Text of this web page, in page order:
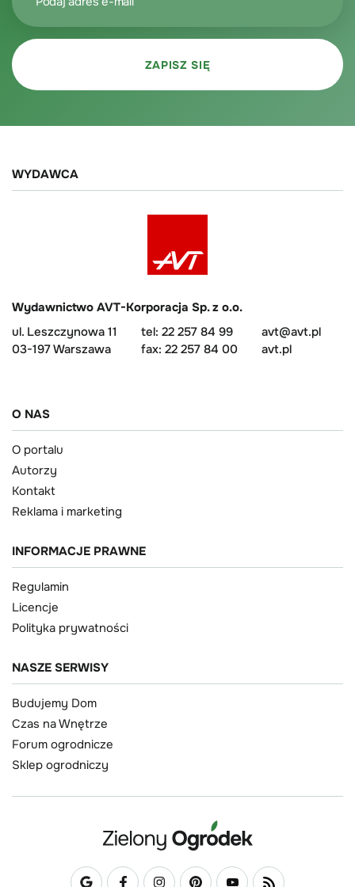
WYDAWCA
Wydawnictwo AVT-Korporacja Sp. z o.o.
ul. Leszczynowa 11
03-197 Warszawa
tel: 22 257 84 99
fax: 22 257 84 00
avt@avt.pl
avt.pl
O NAS
O portalu
Autorzy
Kontakt
Reklama i marketing
INFORMACJE PRAWNE
Regulamin
Licencje
Polityka prywatności
NASZE SERWISY
Budujemy Dom
Czas na Wnętrze
Forum ogrodnicze
Sklep ogrodniczy